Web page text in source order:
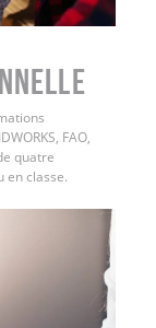
FAO,
quatre
en classe.